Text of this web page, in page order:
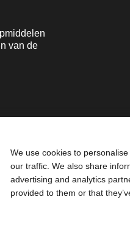
We use cookies to
our traffic. We also share
advertising and analytics
provided to them or that
van de
advies en is niet